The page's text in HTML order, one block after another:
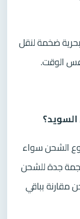
ضخمة لنقل
الوقت.
الشحن سواء
جدة للشحن
مقارنة بباقي